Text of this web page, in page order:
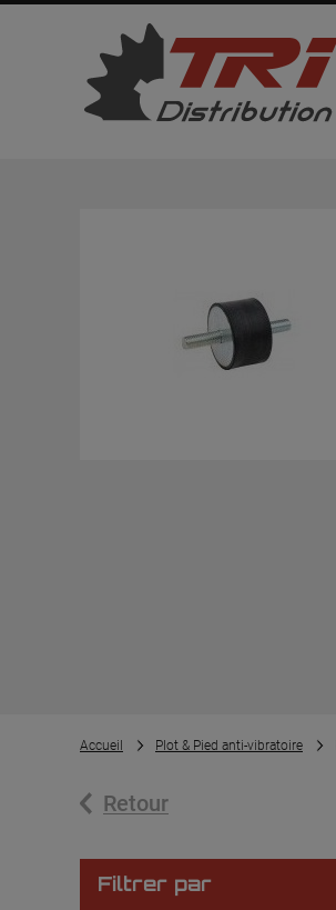
Accueil Plot & Pied anti-vibratoire
Retour
Filtrer par